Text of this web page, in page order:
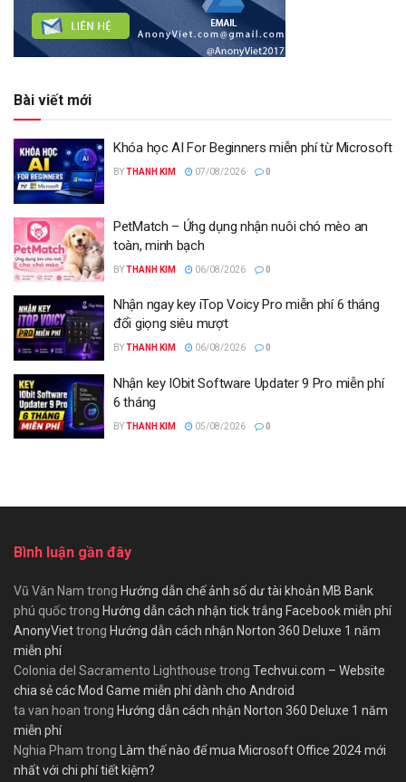
Bài viết mới
Khóa học AI For Beginners miễn phí từ Microsoft
BYTHANH KIM 07/08/2026 0
PetMatch – Ứng dụng nhận nuôi chó mèo an
toàn, minh bạch
BYTHANH KIM 06/08/2026 0
Nhận ngay key iTop Voicy Pro miễn phí 6 tháng
đổi giọng siêu mượt
BYTHANH KIM 06/08/2026 0
Nhận key IObit Software Updater 9 Pro miễn phí
6 tháng
BYTHANH KIM 05/08/2026 0
Bình luận gần đây
Vũ Văn Nam trong Hướng dẫn chế ảnh số dư tài khoản MB Bank
phú quốctrong Hướng dẫn cách nhận tick trắng Facebook miễn phí
AnonyViettrong Hướng dẫn cách nhận Norton 360 Deluxe 1 năm
miễn phí
Colonia del Sacramento Lighthouse trong Techvui.com – Website
chia sẻ các Mod Game miễn phí dành cho Android
ta van hoan trong Hướng dẫn cách nhận Norton 360 Deluxe 1 năm
miễn phí
Nghia Pham trong
Làm thế nào để mua Microsoft Office 2024 mới
nhất với chi phí tiết kiệm?